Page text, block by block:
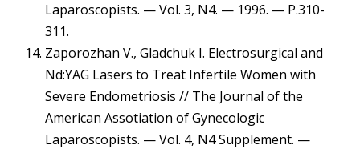
Laparoscopists. — Vol. 3, N4. — 1996. — P.310-
311.
Zaporozhan V., Gladchuk I. Electrosurgical and
Nd:YAG Lasers to Treat Infertile Women with
Severe Endometriosis // The Journal of the
American Assotiation of Gynecologic
Laparoscopists. — Vol. 4, N4 Supplement. —